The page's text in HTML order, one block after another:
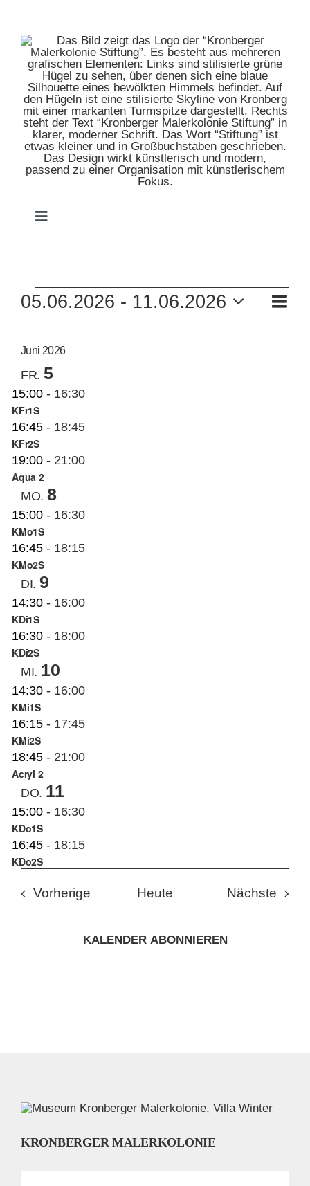
springen
Toggle
MUSEUM
KUNSTSCHULE
KRONBERGER MALERKOLONIE
SUCHE
NACH:
VERANSTALTUNGEN
05.06.2026 - 11.06.2026
auswählen.
Juni 2026
FR. 5
15:00 - 16:30
KFr1S
16:45 - 18:45
KFr2S
19:00 - 21:00
Aqua 2
MO. 8
15:00 - 16:30
KMo1S
16:45 - 18:15
KMo2S
DI. 9
14:30 - 16:00
KDi1S
16:30 - 18:00
KDi2S
MI. 10
14:30 - 16:00
KMi1S
16:15 - 17:45
KMi2S
18:45 - 21:00
Acryl 2
DO. 11
15:00 - 16:30
KDo1S
16:45 - 18:15
KDo2S
Vorherige Veranstaltungen
Heute Nächste
KALENDER ABONNIEREN
KRONBERGER MALERKOLONIE